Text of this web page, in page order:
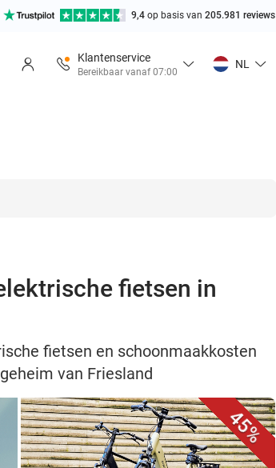
9,4 op basis van 205.981 reviews
Klantenservice
Bereikbaar vanaf 07:00
NL
fietsen in
fietsen en schoonmaakkosten
van Friesland
45%